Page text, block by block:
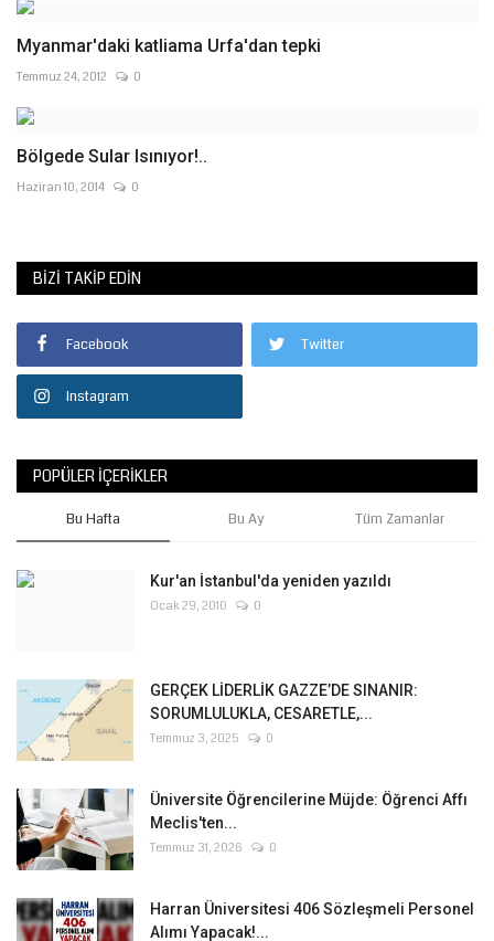
Myanmar'daki katliama Urfa'dan tepki
Temmuz 24, 2012 0
Bölgede Sular Isınıyor!..
Haziran 10, 2014 0
BIZI TAKIP EDIN
Facebook Twitter
Instagram
POPÜLER İÇERIKLER
Bu Hafta Bu Ay Tüm Zamanlar
Kur'an İstanbul'da yeniden yazıldı
Ocak 29, 2010 0
GERÇEK LİDERLİK GAZZE’DE SINANIR:
SORUMLULUKLA, CESARETLE,...
Temmuz 3, 2025 0
Üniversite Öğrencilerine Müjde: Öğrenci Affı
Meclis'ten...
Temmuz 31, 2026 0
Harran Üniversitesi 406 Sözleşmeli Personel
Alımı Yapacak!...